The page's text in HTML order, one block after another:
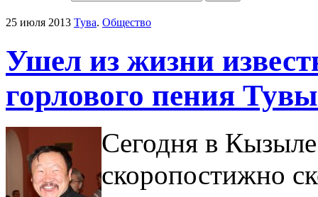
25 июля 2013 Тува. Общество
Ушел из жизни
горлового пения
Сегодня в
скоропостижно